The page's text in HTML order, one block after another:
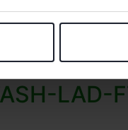
LAD-
LAD-